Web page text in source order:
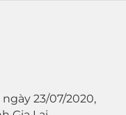
ngày 23/07/2020,